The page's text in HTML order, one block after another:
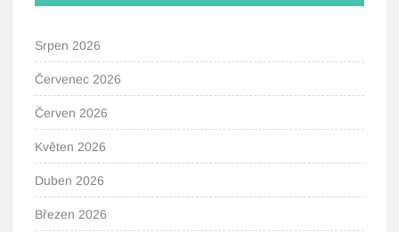
Srpen 2026
Červenec 2026
Červen 2026
Květen 2026
Duben 2026
Březen 2026